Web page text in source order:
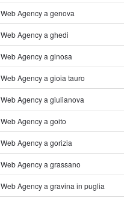
Web Agency a genova
Web Agency a ghedi
Web Agency a ginosa
Web Agency a gioia tauro
Web Agency a giulianova
Web Agency a goito
Web Agency a gorizia
Web Agency a grassano
Web Agency a gravina in puglia